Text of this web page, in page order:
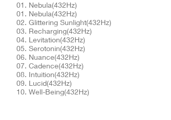
01. Nebula(432Hz)
01. Nebula(432Hz)
02. Glittering Sunlight(432Hz)
03. Recharging(432Hz)
04. Levitation(432Hz)
05. Serotonin(432Hz)
06. Nuance(432Hz)
07. Cadence(432Hz)
08. Intuition(432Hz)
09. Lucid(432Hz)
10. Well-Being(432Hz)